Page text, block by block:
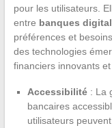
pour les utilisateurs.
entre banques
préférences et
des technologies
financiers innovants
Accessibilité: La
bancaires
utilisateurs